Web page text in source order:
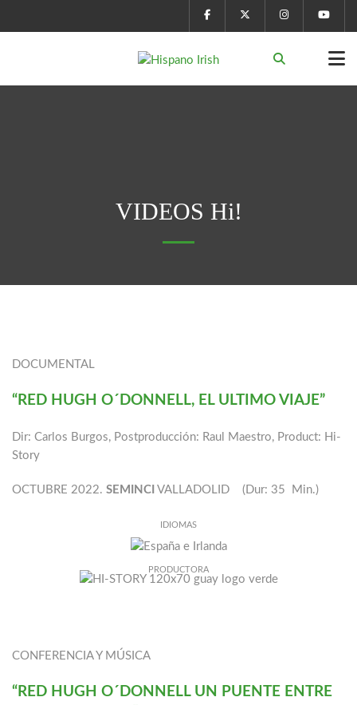
VIDEOS Hi!
DOCUMENTAL
“RED HUGH O´DONNELL, EL ULTIMO VIAJE”
Dir: Carlos Burgos, Postproducción: Raul Maestro, Product: Hi-
Story
OCTUBRE 2022. SEMINCI VALLADOLID (Dur: 35 Min.)
IDIOMAS
PRODUCTORA
CONFERENCIA Y MÚSICA
“RED HUGH O´DONNELL UN PUENTE ENTRE